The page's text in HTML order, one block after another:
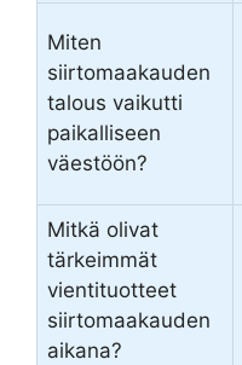
Miten
siirtomaakauden
talous vaikutti
paikalliseen
väestöön?
Mitkä olivat
tärkeimmät
vientituotteet
siirtomaakauden
aikana?